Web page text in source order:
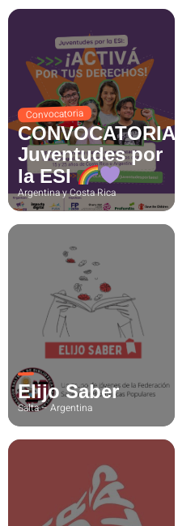
Convocatoria
CONVOCATORIA:
Juventudes por
la ESI
Argentina y Costa Rica
Elijo Saber
Salta – Argentina